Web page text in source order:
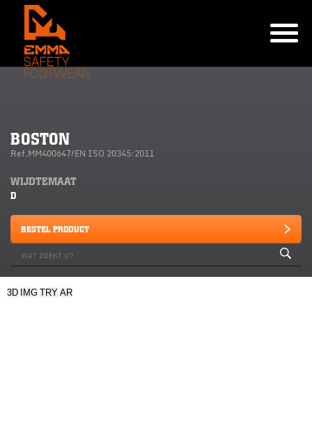
BOSTON
Ref.MM400647/EN ISO 20345:2011
WIJDTEMAAT
D
BESTEL PRODUCT
3D IMG TRY AR